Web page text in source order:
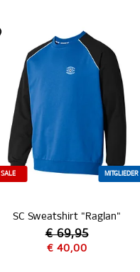
SALE MITGLIEDER
SC Sweatshirt "Raglan"
€ 69,95
€ 40,00